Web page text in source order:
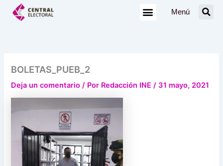
Menú
BOLETAS_PUEB_2
Deja un comentario / Por Redacción INE/ 31 mayo, 2021